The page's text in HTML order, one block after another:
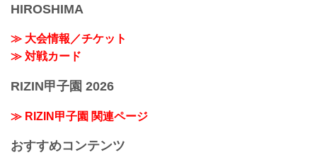
HIROSHIMA
≫ 大会情報／チケット
≫ 対戦カード
RIZIN甲子園 2026
≫ RIZIN甲子園 関連ページ
おすすめコンテンツ